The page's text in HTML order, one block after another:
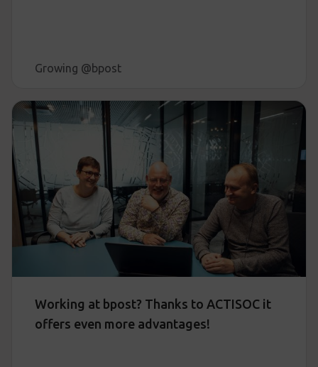
Growing @bpost
Working at bpost? Thanks to ACTISOC it
offers even more advantages!